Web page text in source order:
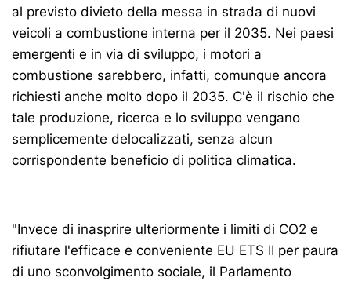
al previsto divieto della messa in strada di nuovi
veicoli a combustione interna per il 2035. Nei paesi
emergenti e in via di sviluppo, i motori a
combustione sarebbero, infatti, comunque ancora
richiesti anche molto dopo il 2035. C'è il rischio che
tale produzione, ricerca e lo sviluppo vengano
semplicemente delocalizzati, senza alcun
corrispondente beneficio di politica climatica.
"Invece di inasprire ulteriormente i limiti di CO2 e
rifiutare l'efficace e conveniente EU ETS II per paura
di uno sconvolgimento sociale, il Parlamento